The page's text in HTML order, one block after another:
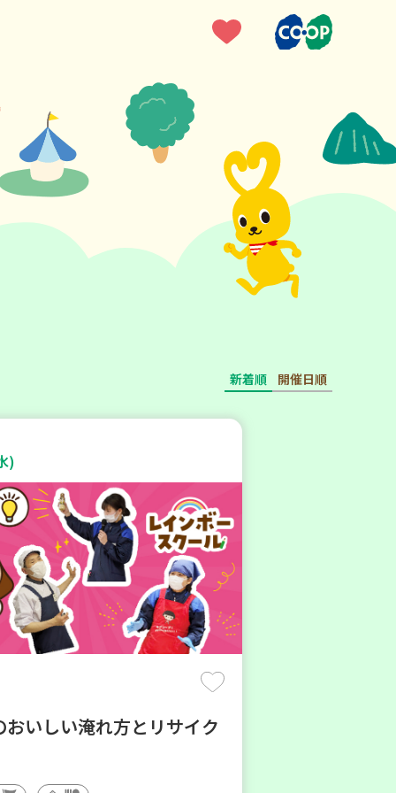
新着順 開催日順
)
おいしい淹れ方とリサイク